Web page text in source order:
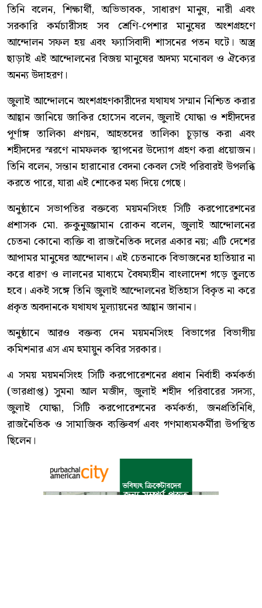
তিনি বলেন, শিক্ষার্থী, অভিভাবক, সাধারণ মানুষ, নারী এবং
সরকারি কর্মচারীসহ সব শ্রেণি-পেশার মানুষের অংশগ্রহণে
আন্দোলন সফল হয় এবং ফ্যাসিবাদী শাসনের পতন ঘটে। অস্ত্র
ছাড়াই এই আন্দোলনের বিজয় মানুষের অদম্য মনোবল ও ঐক্যের
অনন্য উদাহরণ।
জুলাই আন্দোলনে অংশগ্রহণকারীদের যথাযথ সম্মান নিশ্চিত করার
আহ্বান জানিয়ে জাকির হোসেন বলেন, জুলাই যোদ্ধা ও শহীদদের
পূর্ণাঙ্গ তালিকা প্রণয়ন, আহতদের তালিকা চূড়ান্ত করা এবং
শহীদদের স্মরণে নামফলক স্থাপনের উদ্যোগ গ্রহণ করা প্রয়োজন।
তিনি বলেন, সন্তান হারানোর বেদনা কেবল সেই পরিবারই উপলব্ধি
করতে পারে, যারা এই শোকের মধ্য দিয়ে গেছে।
অনুষ্ঠানে সভাপতির বক্তব্যে ময়মনসিংহ সিটি করপোরেশনের
প্রশাসক মো. রুকুনুজ্জামান রোকন বলেন, জুলাই আন্দোলনের
চেতনা কোনো ব্যক্তি বা রাজনৈতিক দলের একার নয়; এটি দেশের
আপামর মানুষের আন্দোলন। এই চেতনাকে বিভাজনের হাতিয়ার না
করে ধারণ ও লালনের মাধ্যমে বৈষম্যহীন বাংলাদেশ গড়ে তুলতে
হবে। একই সঙ্গে তিনি জুলাই আন্দোলনের ইতিহাস বিকৃত না করে
প্রকৃত অবদানকে যথাযথ মূল্যায়নের আহ্বান জানান।
অনুষ্ঠানে আরও বক্তব্য দেন ময়মনসিংহ বিভাগের বিভাগীয়
কমিশনার এস এম হুমায়ুন কবির সরকার।
এ সময় ময়মনসিংহ সিটি করপোরেশনের প্রধান নির্বাহী কর্মকর্তা
(ভারপ্রাপ্ত) সুমনা আল মজীদ, জুলাই শহীদ পরিবারের সদস্য,
জুলাই যোদ্ধা, সিটি করপোরেশনের কর্মকর্তা, জনপ্রতিনিধি,
রাজনৈতিক ও সামাজিক ব্যক্তিবর্গ এবং গণমাধ্যমকর্মীরা উপস্থিত
ছিলেন।